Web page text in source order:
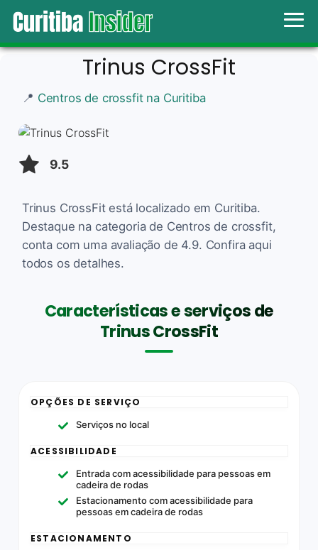
Trinus CrossFit
📍 Centros de crossfit na Curitiba
9.5
Trinus CrossFit está localizado em Curitiba.
Destaque na categoria de Centros de crossfit,
conta com uma avaliação de 4.9. Confira aqui
todos os detalhes.
Características e serviços de
Trinus CrossFit
OPÇÕES DE SERVIÇO
Serviços no local
ACESSIBILIDADE
Entrada com acessibilidade para pessoas em
cadeira de rodas
Estacionamento com acessibilidade para
pessoas em cadeira de rodas
ESTACIONAMENTO